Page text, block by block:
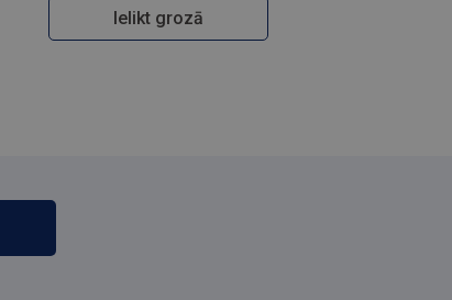
Ielikt grozā